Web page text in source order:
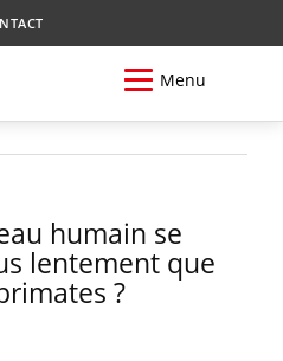
Menu
humain se
lentement que
?